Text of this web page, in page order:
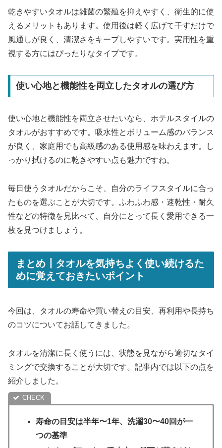
乾きやすいタオルは雑菌の繁殖を抑えやすく、衛生的に使
えるメリットもあります。使用後は軽く広げて干すだけで
風通しが良く、清潔さをキープしやすいです。実用性を重
視する方にはぴったりなタイプです。
使い心地と機能性を両立したタオルの選び方
使い心地と機能性を両立させたいなら、ホテルスタイルの
タオルがおすすめです。吸水性とボリューム感のバランス
が良く、家庭用でも高級感のある使用感を味わえます。し
っかり拭けるのに乾きやすい点も魅力ですね。
毎日使うタオルだからこそ、自分のライフスタイルに合っ
たものを選ぶことが大切です。ふわふわ感・速乾性・耐久
性などの特徴を見比べて、自分にとって長く愛用できる一
枚を見つけましょう。
まとめ┃タオルを気持ちよく使い続けるた
めに覚えておきたいポイント
今回は、タオルの寿命や買い替えの目安、再利用や長持ち
のコツについてお話してきました。
タオルを清潔に長く使うには、状態を見ながら適切なタイ
ミングで交換することが大切です。記事内では以下の点を
紹介しました。
寿命の目安は半年〜1年、洗濯30〜40回が一
つの基準